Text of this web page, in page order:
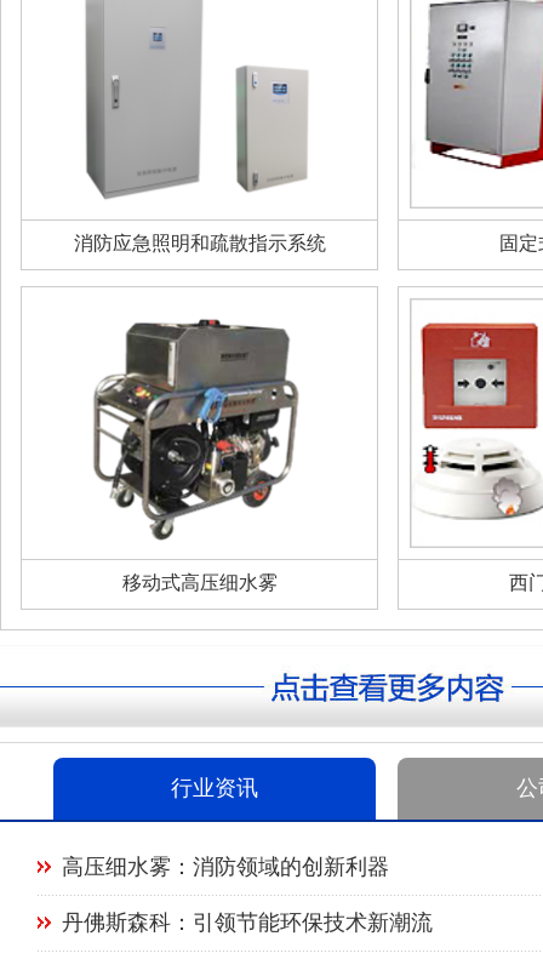
消防应急照明和疏散指示系统 固
移动式高压细水雾 西
行业资讯 公
高压细水雾：消防领域的创新利器
丹佛斯森科：引领节能环保技术新潮流